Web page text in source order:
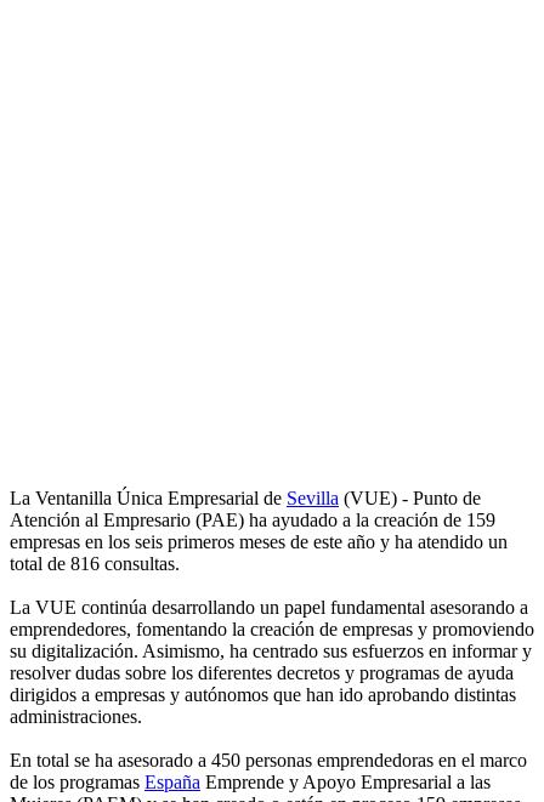
La Ventanilla Única Empresarial de Sevilla (VUE) - Punto de
Atención al Empresario (PAE) ha ayudado a la creación de 159
empresas en los seis primeros meses de este año y ha atendido un
total de 816 consultas.
La VUE continúa desarrollando un papel fundamental asesorando a
emprendedores, fomentando la creación de empresas y promoviendo
su digitalización. Asimismo, ha centrado sus esfuerzos en informar y
resolver dudas sobre los diferentes decretos y programas de ayuda
dirigidos a empresas y autónomos que han ido aprobando distintas
administraciones.
En total se ha asesorado a 450 personas emprendedoras en el marco
de los programas España Emprende y Apoyo Empresarial a las